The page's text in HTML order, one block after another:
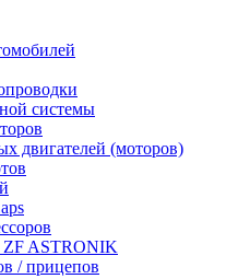
системы
двигателей (моторов)
ASTRONIK
/ прицепов